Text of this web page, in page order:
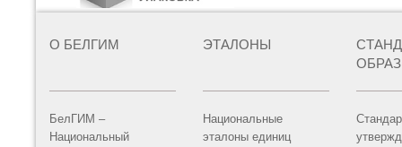
О БЕЛГИМ
БелГИМ –
Национальный
ЭТАЛОНЫ
Национальные
эталоны единиц